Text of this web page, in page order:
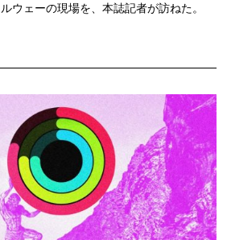
ウェーの現場を、本誌記者が訪ねた。